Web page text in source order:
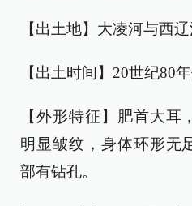
【出土地】大凌河与西
【出土时间】20世纪80
【外形特征】肥首大
明显皱纹，身体环形无
部有钻孔。